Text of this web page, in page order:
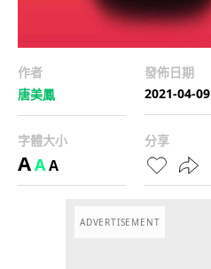
作者
唐美鳳
發佈日期
2021-04-09
字體大小
AAA
分享
ADVERTISEMENT